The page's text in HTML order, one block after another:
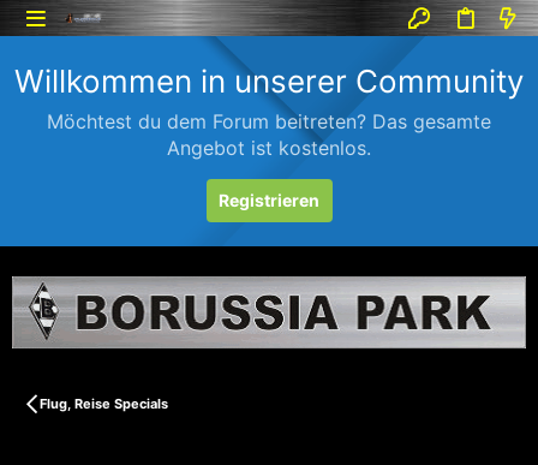
Willkommen in unserer Community
Möchtest du dem Forum beitreten? Das gesamte
Angebot ist kostenlos.
Registrieren
Flug, Reise Specials